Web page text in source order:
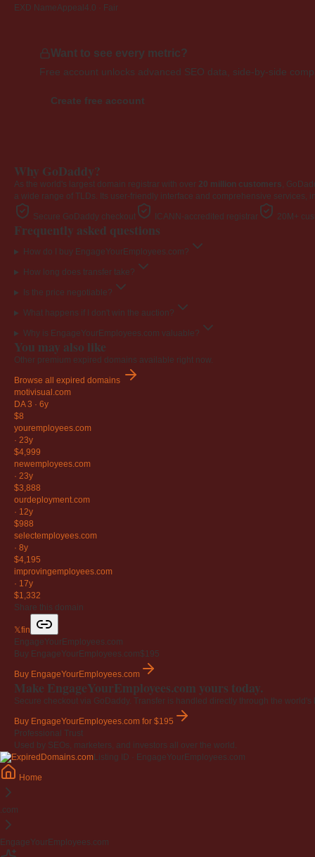
EXD NameAppeal 4.0 · Fair
Want to see every metric?
Free account unlocks advanced SEO data, side-by-side
Create free account
Why GoDaddy?
As the world's largest domain registrar with over 20 million customers,
a wide range of TLDs. Its user-friendly interface and comprehensive
Secure GoDaddy checkout ICANN-accredited registrar 20M+
Frequently asked questions
How do I buy EngageYourEmployees.com?
How long does transfer take?
Is the price negotiable?
What happens if I don't win the auction?
Why is EngageYourEmployees.com valuable?
You may also like
Other premium expired domains available right now.
Browse all expired domains
motivisual .com
DA 3 · 6y
$8
youremployees.com
· 23y
$4,999
newemployees.com
· 23y
$3,888
ourdeployment.com
· 12y
$988
selectemployees.com
· 8y
$4,195
improvingemployees.com
· 17y
$1,332
Share this domain
𝕏fin
EngageYourEmployees.com
Buy EngageYourEmployees.com$195
Buy EngageYourEmployees.com
Make EngageYourEmployees.com yours today.
Secure checkout via GoDaddy. Transfer is handled directly through the world's
Buy EngageYourEmployees.com for $195
Professional Trust
Used by SEOs, marketers, and investors all over the world.
Listing ID · EngageYourEmployees.com
Home
.com
EngageYourEmployees.com